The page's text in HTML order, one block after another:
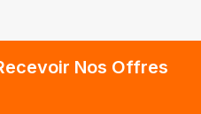
Nos Offres